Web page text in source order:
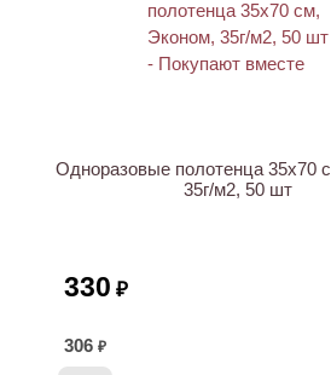
Одноразовые полотенца 35х70
35г/м2, 50 шт
330 ₽
306 ₽